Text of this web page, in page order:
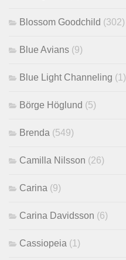
Blossom Goodchild (302)
Blue Avians (9)
Blue Light Channeling (1)
Börge Höglund (5)
Brenda (549)
Camilla Nilsson (26)
Carina (9)
Carina Davidsson (6)
Cassiopeia (1)